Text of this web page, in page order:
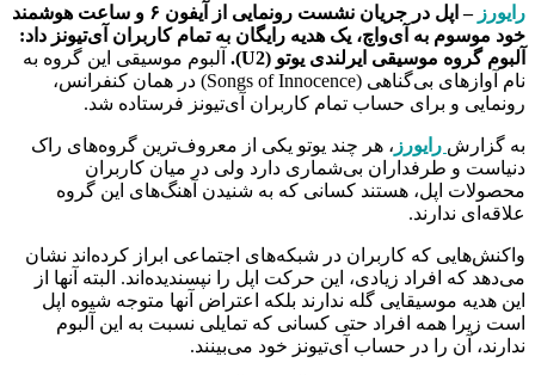
رایورز
– اپل در جریان نشست رونمایی از آیفون ۶ و ساعت هوشمند
خود موسوم به آی‌واچ، یک هدیه رایگان به تمام کاربران آی‌تیونز داد:
آلبوم گروه موسیقی ایرلندی یوتو (U2).
آلبوم موسیقی این گروه به
نام آوازهای بی‌گناهی (Songs of Innocence) در همان کنفرانس،
رونمایی و برای حساب تمام کاربران آی‌تیونز فرستاده شد.
به گزارش رایورز ، هر چند یوتو یکی از معروف‌ترین گروه‌های راک
دنیاست و طرفداران بی‌شماری دارد ولی در میان کاربران
محصولات اپل، هستند کسانی که به شنیدن آهنگ‌های این گروه
علاقه‌ای ندارند.
واکنش‌‎هایی که کاربران در شبکه‌های اجتماعی ابراز کرده‌اند نشان
می‌دهد که افراد زیادی، این حرکت اپل را نپسندیده‌اند. البته آنها از
این هدیه موسیقایی گله ندارند بلکه اعتراض آنها متوجه شیوه اپل
است زیرا همه افراد حتی کسانی که تمایلی نسبت به این آلبوم
ندارند، آن را در حساب آی‌تیونز خود می‌بینند.